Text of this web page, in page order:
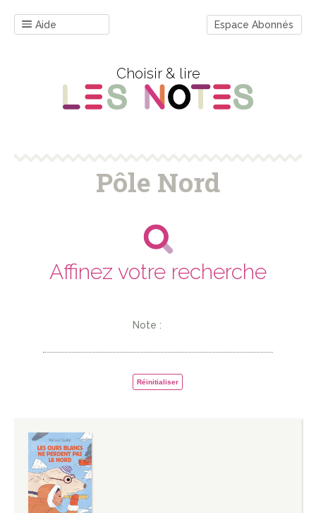
Aide Espace Abonnés
Choisir & lire
Pôle Nord
Affinez votre recherche
Note :
Réinitialiser